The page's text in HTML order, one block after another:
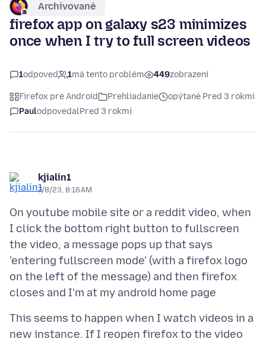
Archivované
firefox app on galaxy s23 minimizes
once when I try to full screen videos
1odpoveď 1má tento problém 449zobrazení
Firefox pre Android Prehliadanie
opýtané Pred 3 rokmi
PaulodpovedalPred 3 rokmi
kjialin1
7/8/23, 8:16 AM
On youtube mobile site or a reddit video, when
I click the bottom right button to fullscreen
the video, a message pops up that says
'entering fullscreen mode' (with a firefox logo
on the left of the message) and then firefox
This seems to happen when I watch videos in a
new instance. If I reopen firefox to the video